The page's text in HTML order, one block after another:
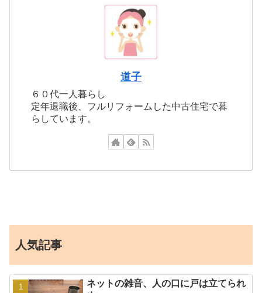
道子
６０代一人暮らし
定年退職後、フルリフォームした中古住宅で暮
らしています。
人気記事
ネットの雑音、人の口に戸は立てられ